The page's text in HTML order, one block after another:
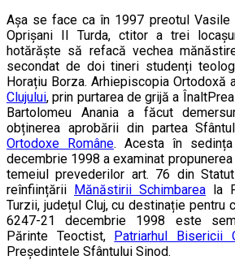
Așa se face ca în 1997 preotul Vasile
Oprișani II Turda, ctitor a trei
hotărăște să refacă vechea
secondat de doi tineri studenți
Horațiu Borza. Arhiepiscopia Ortodoxă
Clujului, prin purtarea de grijă a
Bartolomeu Anania a făcut
obținerea aprobării din partea
Ortodoxe Române. Acesta în
decembrie 1998 a examinat
temeiul prevederilor art. 76 din
reînființării Mănăstirii Schimbarea la
Turzii, județul Cluj, cu destinație pentru
6247-21 decembrie 1998 este
Părinte Teoctist, Patriarhul Bisericii
Președintele Sfântului Sinod.